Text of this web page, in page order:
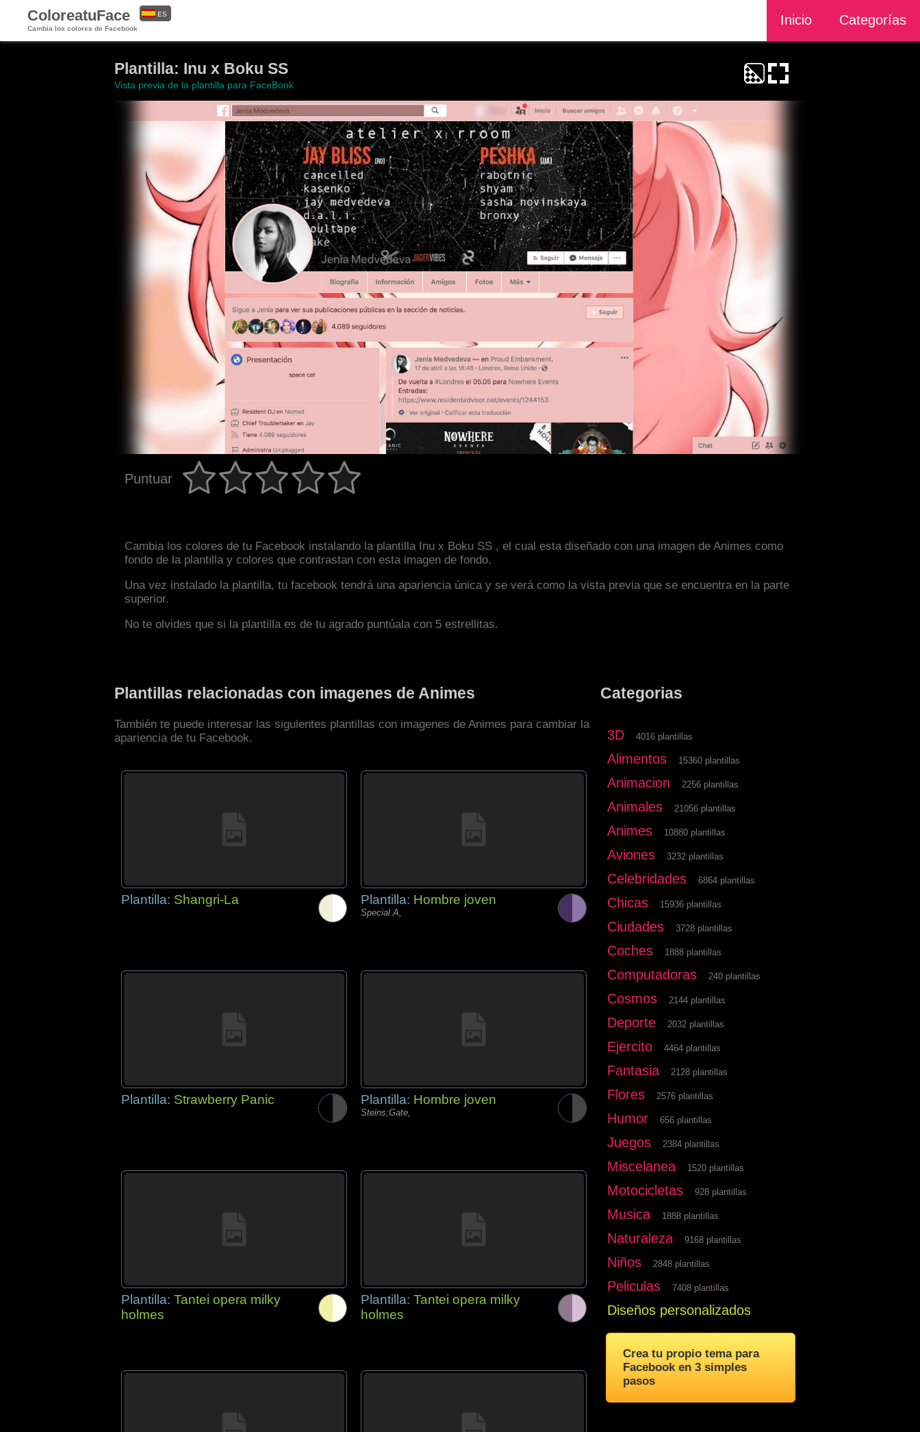
ColoreatuFace
Cambia los colores de Facebook
Inicio Categorías
ES
Plantilla: Inu x Boku SS
Vista previa de la plantilla para FaceBook
Puntuar
Cambia los colores de tu Facebook instalando la plantilla Inu x Boku SS , el cual esta diseñado con una imagen de Animes como
fondo de la plantilla y colores que contrastan con esta imagen de fondo.
Una vez instalado la plantilla, tu facebook tendrá una apariencia única y se verá como la vista previa que se encuentra en la parte
superior.
No te olvides que si la plantilla es de tu agrado puntúala con 5 estrellitas.
Plantillas relacionadas con imagenes de Animes
También te puede interesar las siguientes plantillas con imagenes de Animes para cambiar la
apariencia de tu Facebook.
Plantilla: Shangri-La Plantilla: Hombre joven
Special A,
Plantilla: Strawberry Panic Plantilla: Hombre joven
Steins;Gate,
Plantilla: Tantei opera milky
holmes
Plantilla: Tantei opera milky
holmes
Categorias
3D 4016 plantillas
Alimentos 15360 plantillas
Animacion 2256 plantillas
Animales 21056 plantillas
Animes 10880 plantillas
Aviones 3232 plantillas
Celebridades 6864 plantillas
Chicas 15936 plantillas
Ciudades 3728 plantillas
Coches 1888 plantillas
Computadoras 240 plantillas
Cosmos 2144 plantillas
Deporte 2032 plantillas
Ejercito 4464 plantillas
Fantasia 2128 plantillas
Flores 2576 plantillas
Humor 656 plantillas
Juegos 2384 plantillas
Miscelanea 1520 plantillas
Motocicletas 928 plantillas
Musica 1888 plantillas
Naturaleza 9168 plantillas
Niños 2848 plantillas
Peliculas 7408 plantillas
Diseños personalizados
Crea tu propio tema para
Facebook en 3 simples
pasos